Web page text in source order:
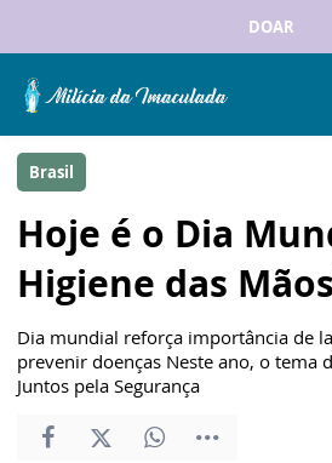
DOAR
Brasil
Hoje é o Dia
Higiene das
Dia mundial reforça importância de
prevenir doenças Neste ano, o tema
Juntos pela Segurança